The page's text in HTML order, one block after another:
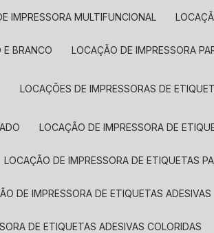
IMPRESSORA MULTIFUNCIONAL
E BRANCO LOCAÇÃO DE IMPRESSORA
LOCAÇÕES DE IMPRESSORAS DE
LOCAÇÃO DE IMPRESSORA DE
LOCAÇÃO DE IMPRESSORA DE ETIQUETAS
DE IMPRESSORA DE ETIQUETAS ADESIVAS
DE ETIQUETAS ADESIVAS COLORIDAS